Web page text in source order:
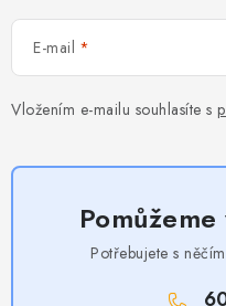
E-mail
Vložením e-mailu souhlasíte s
Potřebujete s